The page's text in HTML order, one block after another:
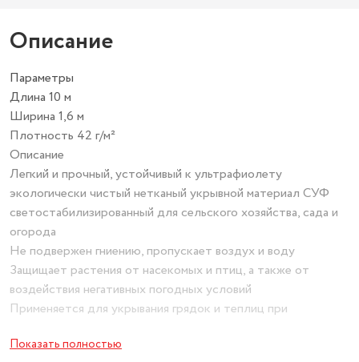
Описание
Параметры
Длина 10 м
Ширина 1,6 м
Плотность 42 г/м²
Описание
Легкий и прочный, устойчивый к ультрафиолету
экологически чистый нетканый укрывной материал СУФ
светостабилизированный для сельского хозяйства, сада и
огорода
Не подвержен гниению, пропускает воздух и воду
Защищает растения от насекомых и птиц, а также от
воздействия негативных погодных условий
Применяется для укрывания грядок и теплиц при
микроклимата и увеличения урожайности
Показать полностью